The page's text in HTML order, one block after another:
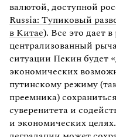
валютой, доступной
Russia: Тупиковый
в Китае). Все это дает
централизованный
ситуации Пекин будет
экономических
путинскому режиму
преемника)
суверенитета и
и экономических